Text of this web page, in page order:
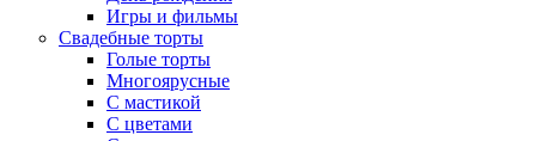
Игры и фильмы
Свадебные торты
Голые торты
Многоярусные
С мастикой
С цветами